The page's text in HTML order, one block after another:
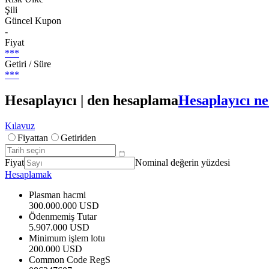
Şili
Güncel Kupon
-
Fiyat
***
Getiri / Süre
***
Hesaplayıcı | den hesaplamaHesaplayıcı
Kılavuz
Fiyattan
Getiriden
Fiyat
Nominal değerin yüzdesi
Hesaplamak
Plasman hacmi
300.000.000 USD
Ödenmemiş Tutar
5.907.000 USD
Minimum işlem lotu
200.000 USD
Common Code RegS